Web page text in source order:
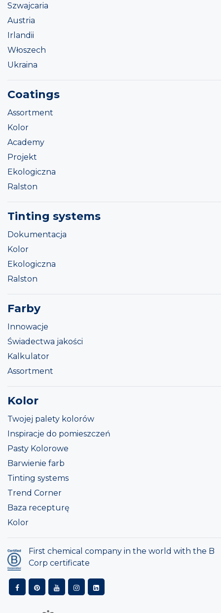
Szwajcaria
Austria
Irlandii
Włoszech
Ukraina
Coatings
Assortment
Kolor
Academy
Projekt
Ekologiczna
Ralston
Tinting systems
Dokumentacja
Kolor
Ekologiczna
Ralston
Farby
Innowacje
Świadectwa jakości
Kalkulator
Assortment
Kolor
Twojej palety kolorów
Inspiracje do pomieszczeń
Pasty Kolorowe
Barwienie farb
Tinting systems
Trend Corner
Baza recepturę
Kolor
First chemical company in the world with the B
Corp certificate